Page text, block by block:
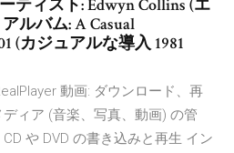
ティスト: Edwyn Collins (エ
ルバム: A Casual
(カジュアルな導入 1981
動画: ダウンロード、再
ィア (音楽、写真、動画) の管
や DVD の書き込みと再生 イン